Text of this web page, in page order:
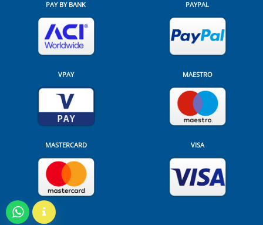
PAY BY BANK PAYPAL
VPAY MAESTRO
MASTERCARD VISA